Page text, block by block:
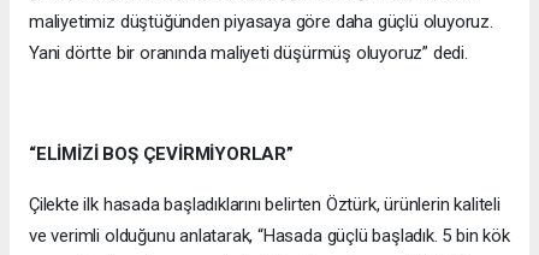
maliyetimiz düştüğünden piyasaya göre daha güçlü oluyoruz.
Yani dörtte bir oranında maliyeti düşürmüş oluyoruz” dedi.
“ELİMİZİ BOŞ ÇEVİRMİYORLAR”
Çilekte ilk hasada başladıklarını belirten Öztürk, ürünlerin kaliteli
ve verimli olduğunu anlatarak, “Hasada güçlü başladık. 5 bin kök